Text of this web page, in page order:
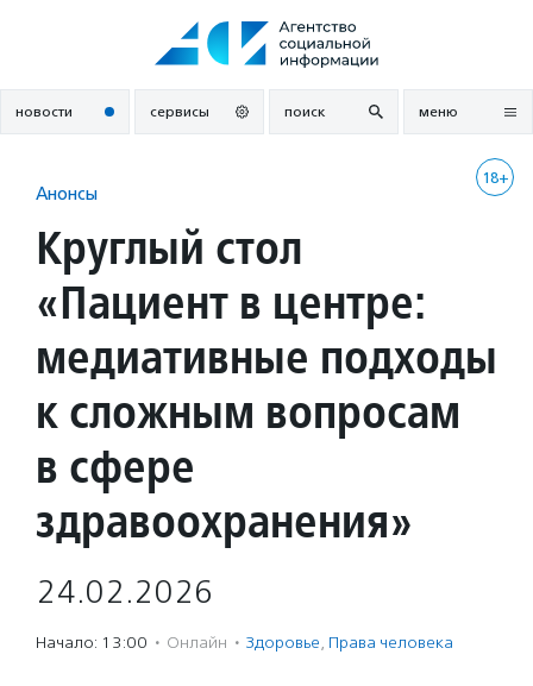
новости сервисы поиск меню
18+
Анонсы
Круглый стол
«Пациент в центре:
медиативные подходы
к сложным вопросам
в сфере
здравоохранения»
24.02.2026
Начало: 13:00 · Онлайн · Здоровье, Права человека